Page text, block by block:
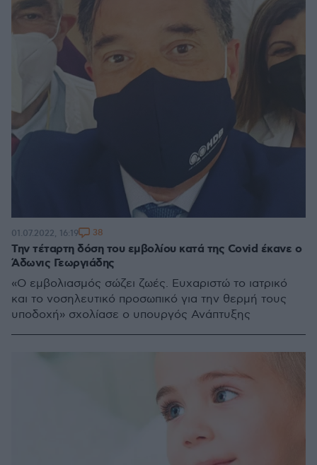
Την τέταρτη δόση του εμβολίου κατά της Covid έκανε ο
Άδωνις Γεωργιάδης
«Ο εμβολιασμός σώζει ζωές. Ευχαριστώ το ιατρικό
και το νοσηλευτικό προσωπικό για την θερμή τους
υποδοχή» σχολίασε ο υπουργός Ανάπτυξης
01.07.2022, 16:19 38